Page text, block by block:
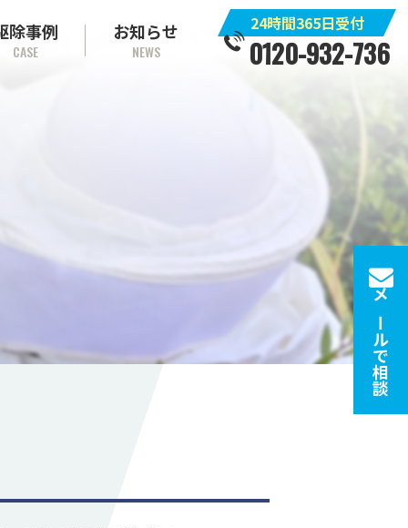
除事例
CASE
お知らせ
NEWS
24時間365日受付
0120-932-736
メールで相談